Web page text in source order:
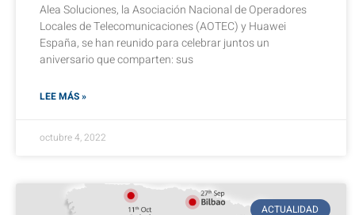
Alea Soluciones, la Asociación Nacional de Operadores
Locales de Telecomunicaciones (AOTEC) y Huawei
España, se han reunido para celebrar juntos un
aniversario que comparten: sus
LEE MÁS »
octubre 4, 2022
ACTUALIDAD